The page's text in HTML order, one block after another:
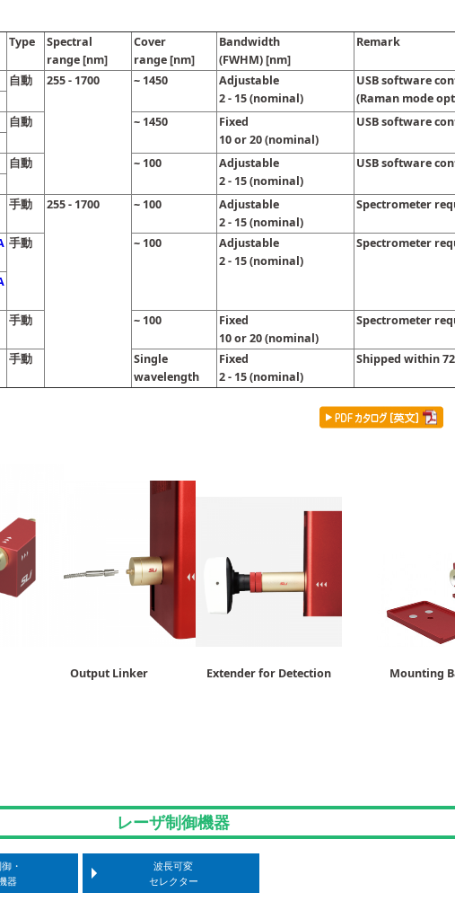
Type
Spectral
range [nm]
Cover
range [nm]
Bandwidth
(FWHM) [nm]
Remark
自動 255 - 1700 ~ 1450
Adjustable
2 - 15 (nominal)
USB software
(Raman mode
自動 ~ 1450
Fixed
10 or 20 (nominal)
USB software
自動 ~ 100
Adjustable
2 - 15 (nominal)
USB software
手動 255 - 1700 ~ 100
Adjustable
2 - 15 (nominal)
Spectrometer
手動 ~ 100
Adjustable
2 - 15 (nominal)
Spectrometer
手動 ~ 100
Fixed
10 or 20 (nominal)
Spectrometer
手動
Single
wavelength
Fixed
2 - 15 (nominal)
Shipped within
セサリー
Output Linker Extender for Detection Mounting
レーザ制御機器
・
器
波長可変
セレクター